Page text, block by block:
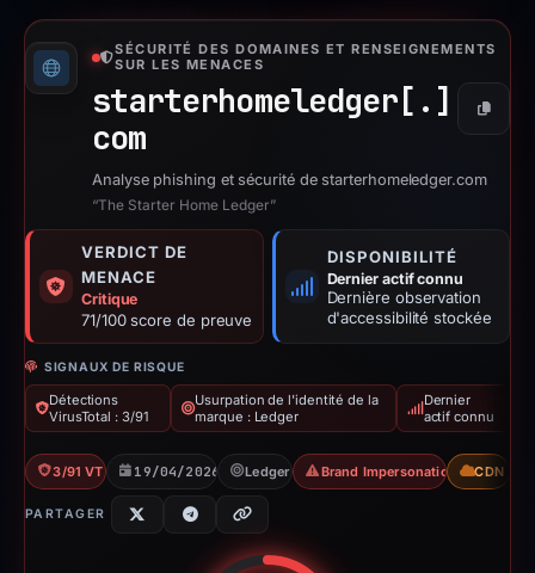
SÉCURITÉ DES DOMAINES ET RENSEIGNEMENTS
SUR LES MENACES
starterhomeledger[.]
com
Copier
Analyse phishing et sécurité de starterhomeledger.com
“The Starter Home Ledger”
VERDICT DE
MENACE
Critique
71/100 score de preuve
DISPONIBILITÉ
Dernier actif connu
Dernière observation
d'accessibilité stockée
SIGNAUX DE RISQUE
Détections
VirusTotal : 3/91
Usurpation de l'identité de la
marque : Ledger
Dernier
actif connu
3/91 VT 19/04/2026 Ledger Brand Impersonation CDN
PARTAGER